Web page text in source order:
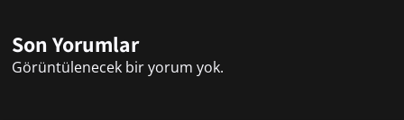
Son Yorumlar
Görüntülenecek bir yorum yok.